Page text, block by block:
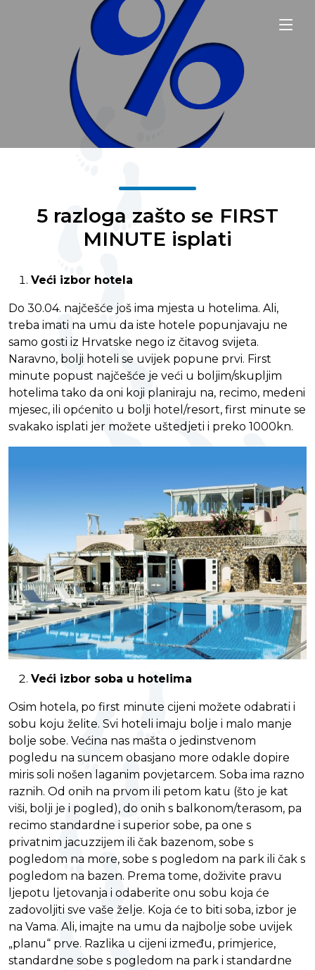
5 razloga zašto se FIRST
MINUTE isplati
Veći izbor hotela
Do 30.04. najčešće još ima mjesta u hotelima. Ali,
treba imati na umu da iste hotele popunjavaju ne
samo gosti iz Hrvatske nego iz čitavog svijeta.
Naravno, bolji hoteli se uvijek popune prvi. First
minute popust najčešće je veći u boljim/skupljim
hotelima tako da oni koji planiraju na, recimo, medeni
mjesec, ili općenito u bolji hotel/resort, first minute se
svakako isplati jer možete uštedjeti i preko 1000kn.
Veći izbor soba u hotelima
Osim hotela, po first minute cijeni možete odabrati i
sobu koju želite. Svi hoteli imaju bolje i malo manje
bolje sobe. Većina nas mašta o jedinstvenom
pogledu na suncem obasjano more odakle dopire
miris soli nošen laganim povjetarcem. Soba ima razno
raznih. Od onih na prvom ili petom katu (što je kat
viši, bolji je i pogled), do onih s balkonom/terasom, pa
recimo standardne i superior sobe, pa one s
privatnim jacuzzijem ili čak bazenom, sobe s
pogledom na more, sobe s pogledom na park ili čak s
pogledom na bazen. Prema tome, doživite pravu
ljepotu ljetovanja i odaberite onu sobu koja će
zadovoljiti sve vaše želje. Koja će to biti soba, izbor je
na Vama. Ali, imajte na umu da najbolje sobe uvijek
„planu“ prve. Razlika u cijeni između, primjerice,
standardne sobe s pogledom na park i standardne